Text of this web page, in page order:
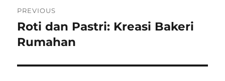
pos
PREVIOUS
Previous
post:
Roti dan Pastri: Kreasi Bakeri
Rumahan